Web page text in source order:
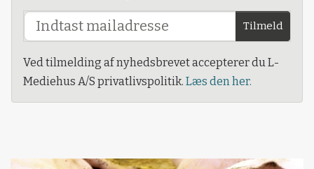
Tilmeld
Ved tilmelding af nyhedsbrevet accepterer du L-
Mediehus A/S privatlivspolitik. Læs den her.